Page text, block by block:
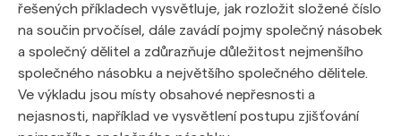
řešených příkladech vysvětluje, jak rozložit složené číslo
na součin prvočísel, dále zavádí pojmy společný násobek
a společný dělitel a zdůrazňuje důležitost nejmenšího
společného násobku a největšího společného dělitele.
Ve výkladu jsou místy obsahové nepřesnosti a
nejasnosti, například ve vysvětlení postupu zjišťování